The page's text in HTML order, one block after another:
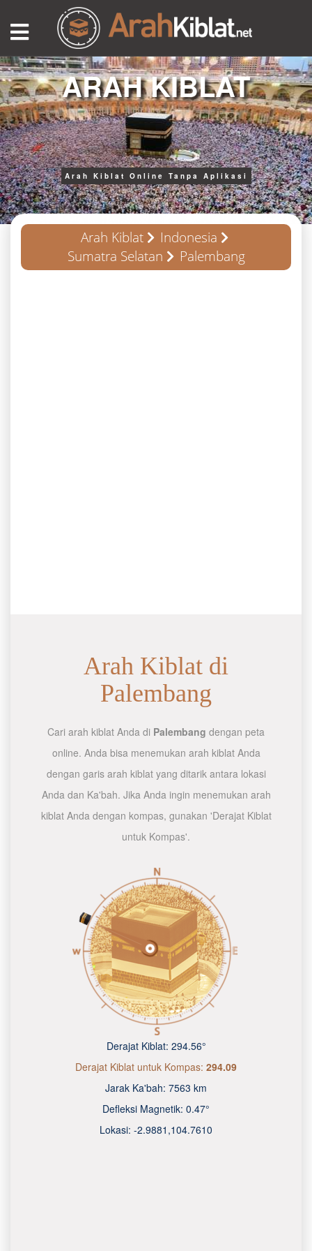
ARAH KIBLAT
Arah Kiblat Online Tanpa Aplikasi
Arah Kiblat
Indonesia
Sumatra Selatan
Palembang
Arah Kiblat di
Palembang
Cari arah kiblat Anda di Palembang dengan peta
online. Anda bisa menemukan arah kiblat Anda
dengan garis arah kiblat yang ditarik antara lokasi
Anda dan Ka'bah. Jika Anda ingin menemukan arah
kiblat Anda dengan kompas, gunakan 'Derajat Kiblat
untuk Kompas'.
Derajat Kiblat: 294.56°
Derajat Kiblat untuk Kompas: 294.09
Jarak Ka'bah: 7563 km
Defleksi Magnetik: 0.47°
Lokasi: -2.9881 ,104.7610